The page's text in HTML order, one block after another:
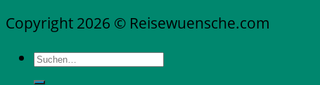
Copyright 2026 © Reisewuensche.com